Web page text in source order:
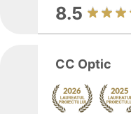
8.5
CC Optic